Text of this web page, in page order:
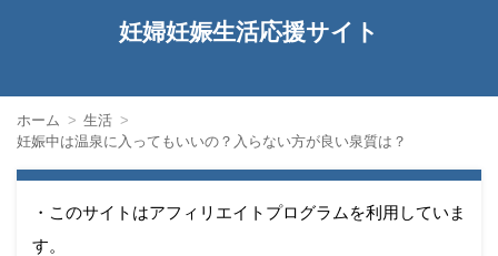
妊婦妊娠生活応援サイト
ホーム
生活
妊娠中は温泉に入ってもいいの？入らない方が良い泉質は？
・このサイトはアフィリエイトプログラムを利用していま
す。